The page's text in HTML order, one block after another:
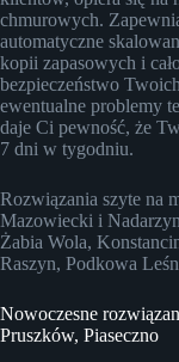
chmurowych.
automatyczne
kopii zapasowych i
bezpieczeństwo
ewentualne problemy
daje Ci pewność, że
7 dni w tygodniu.
Rozwiązania szyte na
Mazowiecki i
Żabia Wola,
Raszyn, Podkowa
Nowoczesne
Pruszków, Piaseczno